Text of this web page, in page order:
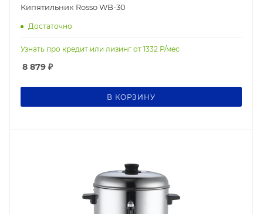
Кипятильник Rosso WB-30
Достаточно
Узнать про кредит или лизинг от 1332 Р/мес
8 879 ₽
В КОРЗИНУ